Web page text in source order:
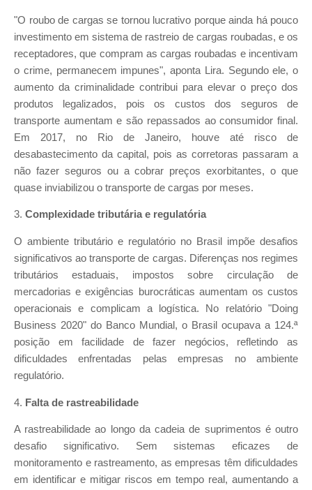
"O roubo de cargas se tornou lucrativo porque ainda há pouco
investimento em sistema de rastreio de cargas roubadas, e os
receptadores, que compram as cargas roubadas e incentivam
o crime, permanecem impunes", aponta Lira. Segundo ele, o
aumento da criminalidade contribui para elevar o preço dos
produtos legalizados, pois os custos dos seguros de
transporte aumentam e são repassados ao consumidor final.
Em 2017, no Rio de Janeiro, houve até risco de
desabastecimento da capital, pois as corretoras passaram a
não fazer seguros ou a cobrar preços exorbitantes, o que
quase inviabilizou o transporte de cargas por meses.
3. Complexidade tributária e regulatória
O ambiente tributário e regulatório no Brasil impõe desafios
significativos ao transporte de cargas. Diferenças nos regimes
tributários estaduais, impostos sobre circulação de
mercadorias e exigências burocráticas aumentam os custos
operacionais e complicam a logística. No relatório "Doing
Business 2020" do Banco Mundial, o Brasil ocupava a 124.ª
posição em facilidade de fazer negócios, refletindo as
dificuldades enfrentadas pelas empresas no ambiente
regulatório.
4. Falta de rastreabilidade
A rastreabilidade ao longo da cadeia de suprimentos é outro
desafio significativo. Sem sistemas eficazes de
monitoramento e rastreamento, as empresas têm dificuldades
em identificar e mitigar riscos em tempo real, aumentando a